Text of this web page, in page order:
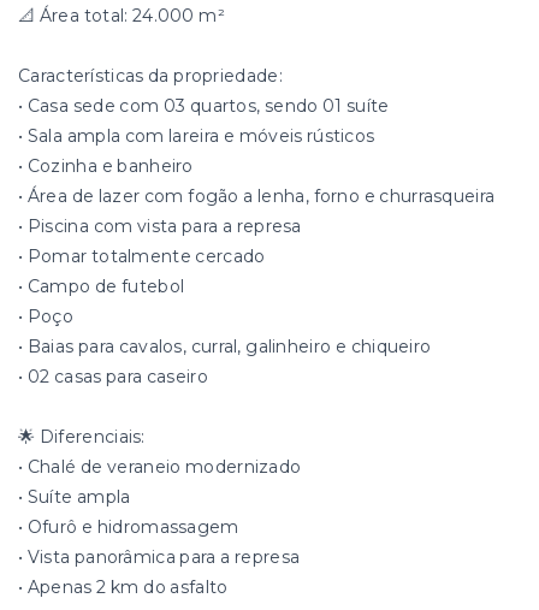
📐 Área total: 24.000 m²
Características da propriedade:
• Casa sede com 03 quartos, sendo 01 suíte
• Sala ampla com lareira e móveis rústicos
• Cozinha e banheiro
• Área de lazer com fogão a lenha, forno e churrasqueira
• Piscina com vista para a represa
• Pomar totalmente cercado
• Campo de futebol
• Poço
• Baias para cavalos, curral, galinheiro e chiqueiro
• 02 casas para caseiro
🌟 Diferenciais:
• Chalé de veraneio modernizado
• Suíte ampla
• Ofurô e hidromassagem
• Vista panorâmica para a represa
• Apenas 2 km do asfalto